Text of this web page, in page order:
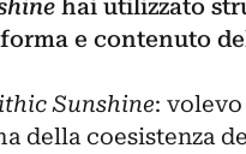
hai utilizzato
e contenuto
Sunshine:
della coesistenza